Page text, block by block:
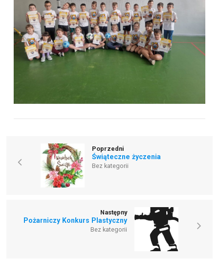
Poprzedni
Świąteczne życzenia
Bez kategorii
Następny
Pożarniczy Konkurs Plastyczny
Bez kategorii